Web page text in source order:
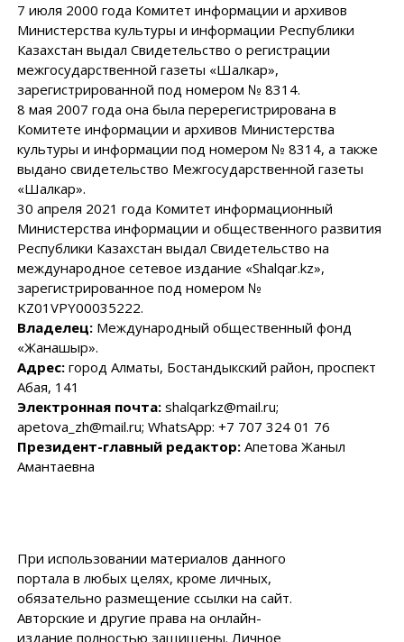
7 июля 2000 года Комитет информации и архивов
Министерства культуры и информации Республики
Казахстан выдал Свидетельство о регистрации
межгосударственной газеты «Шалкар»,
зарегистрированной под номером № 8314.
8 мая 2007 года она была перерегистрирована в
Комитете информации и архивов Министерства
культуры и информации под номером № 8314, а также
выдано свидетельство Межгосударственной газеты
«Шалкар».
30 апреля 2021 года Комитет информационный
Министерства информации и общественного развития
Республики Казахстан выдал Свидетельство на
международное сетевое издание «Shalqar.kz»,
зарегистрированное под номером №
KZ01VPY00035222.
Владелец:Международный общественный фонд
«Жанашыр».
Адрес:город Алматы, Бостандыкский район, проспект
Абая, 141
Электронная почта:shalqarkz@mail.ru;
apetova_zh@mail.ru; WhatsApp: +7 707 324 01 76
Президент-главный редактор:Апетова Жаныл
Амантаевна
При использовании материалов данного
портала в любых целях, кроме личных,
обязательно размещение ссылки на сайт.
Авторские и другие права на онлайн-
издание полностью защищены. Личное